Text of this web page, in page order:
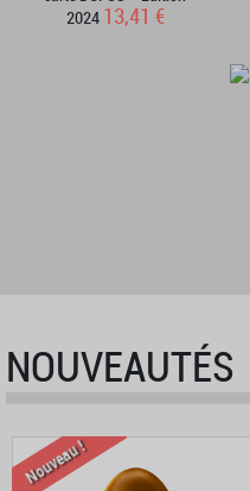
2024 13,41 €
NOUVEAUTÉS
Nouveau !